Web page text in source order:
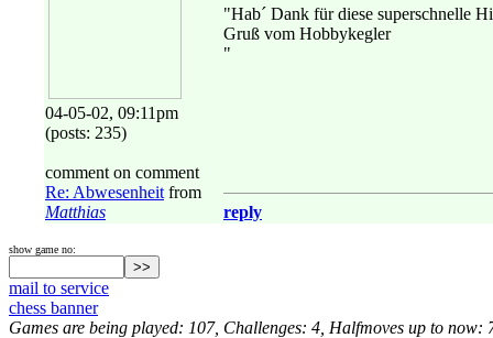
04-05-02, 09:11pm
(posts: 235)
comment on comment
Re: Abwesenheit from
Matthias
"Hab´ Dank für diese superschnelle
Gruß vom Hobbykegler
"
reply
show game no:
mail to service
chess banner
Games are being played: 107, Challenges: 4, Halfmoves up to now: